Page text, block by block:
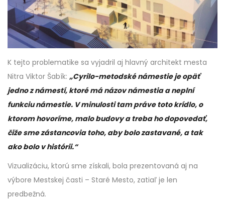
K tejto problematike sa vyjadril aj hlavný architekt mesta
Nitra Viktor Šabík: „Cyrilo-metodské námestie je opäť
jedno z námestí, ktoré má názov námestia a neplní
funkciu námestie. V minulosti tam práve toto krídlo, o
ktorom hovoríme, malo budovy a treba ho dopovedať,
čiže sme zástancovia toho, aby bolo zastavané, a tak
ako bolo v histórii.“
Vizualizáciu, ktorú sme získali, bola prezentovaná aj na
výbore Mestskej časti – Staré Mesto, zatiaľ je len
predbežná.